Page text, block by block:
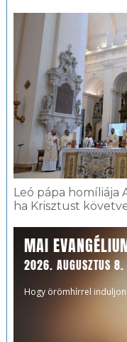
Leó pápa homíliája
ha Krisztust
MAI
2026. AUGUSZTUS 8.
Hogy örömhírrel